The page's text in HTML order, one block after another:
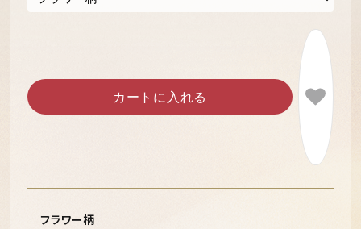
カートに入れる
フラワー柄